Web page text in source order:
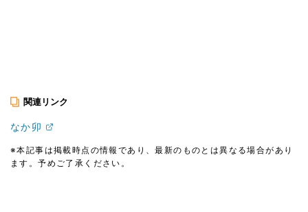
関連リンク
なか卯
※本記事は掲載時点の情報であり、最新のものとは異なる場合があり
ます。予めご了承ください。